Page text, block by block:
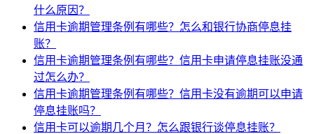
什么原因？
信用卡逾期管理条例有哪些？怎么和银行协商停息挂
账？
信用卡逾期管理条例有哪些？信用卡申请停息挂账没通
过怎么办？
信用卡逾期管理条例有哪些？信用卡没有逾期可以申请
停息挂账吗？
信用卡可以逾期几个月？怎么跟银行谈停息挂账？